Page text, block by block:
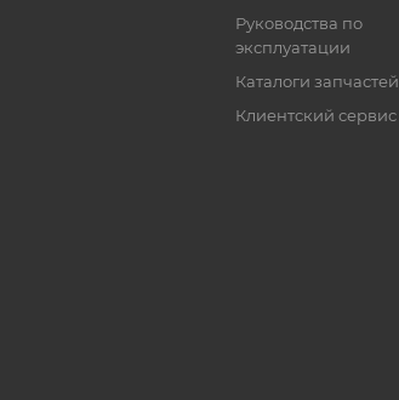
Руководства по
эксплуатации
Каталоги запчастей
Клиентский сервис